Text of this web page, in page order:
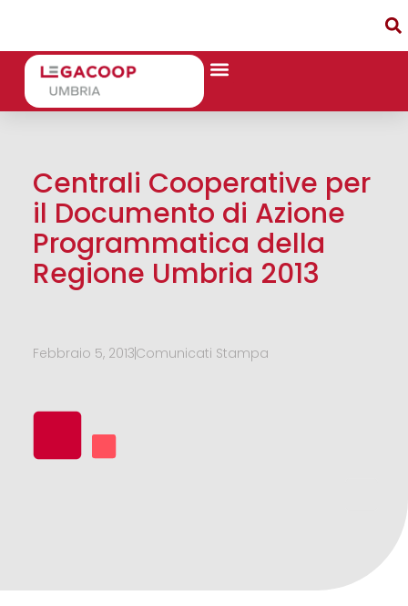
Centrali Cooperative per
il Documento di Azione
Programmatica della
Regione Umbria 2013
Febbraio 5, 2013Comunicati Stampa